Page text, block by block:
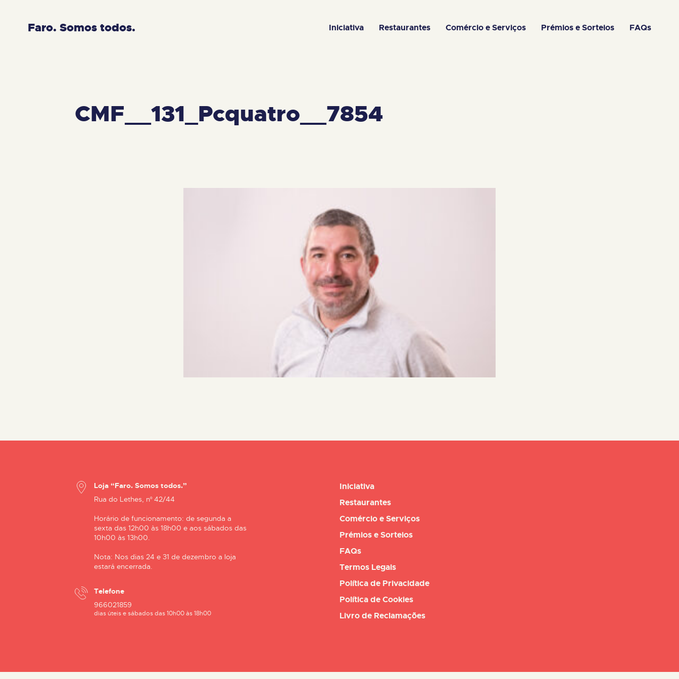
Faro. Somos todos. Iniciativa Restaurantes Comércio e Serviços Prémios e Sorteios FAQs
CMF__131_Pcquatro__7854
Loja “Faro. Somos todos.”
Rua do Lethes, nº 42/44
Horário de funcionamento: de segunda a
sexta das 12h00 às 18h00 e aos sábados das
10h00 às 13h00.
Nota: Nos dias 24 e 31 de dezembro a loja
estará encerrada.
Telefone
966021859
dias úteis e sábados das 10h00 às 18h00
Iniciativa
Restaurantes
Comércio e Serviços
Prémios e Sorteios
FAQs
Termos Legais
Política de Privacidade
Política de Cookies
Livro de Reclamações